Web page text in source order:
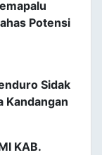
Potensi
Sidak
Kandangan
KAB.